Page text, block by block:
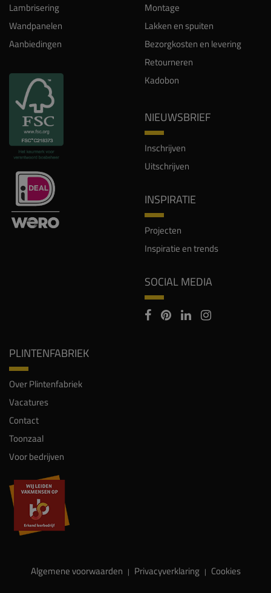
Lambrisering
Wandpanelen
Aanbiedingen
Montage
Lakken en spuiten
Bezorgkosten en levering
Retourneren
Kadobon
NIEUWSBRIEF
Inschrijven
Uitschrijven
INSPIRATIE
Projecten
Inspiratie en trends
SOCIAL MEDIA
PLINTENFABRIEK
Over Plintenfabriek
Vacatures
Contact
Toonzaal
Voor bedrijven
Algemene voorwaarden | Privacyverklaring | Cookies